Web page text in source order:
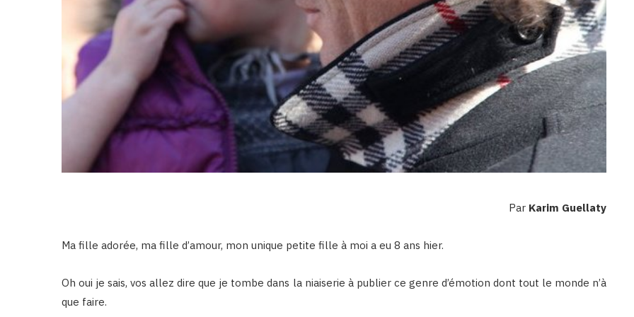
Par Karim Guellaty
Ma fille adorée, ma fille d’amour, mon unique petite fille à moi a eu 8 ans hier.
Oh oui je sais, vos allez dire que je tombe dans la niaiserie à publier ce genre d’émotion dont tout le monde n’à
que faire.